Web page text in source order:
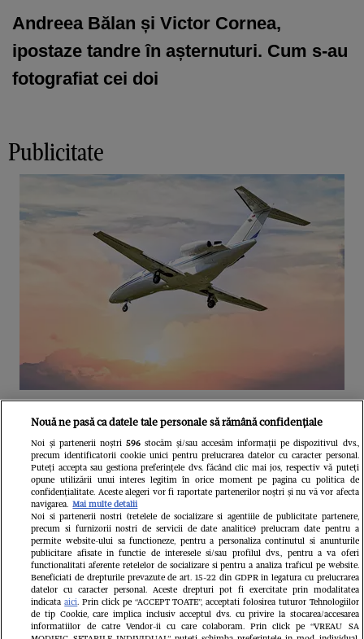
Andreea Bălan și Victor Cornea,
ipostaze tandre în așternuturi. Cum s-au
fotografiat cei doi
Publicitate
Unul dintre cele mai folosite
aeroporturi din Europa își închide
complet porțile timp de trei luni.
Milioane de pasageri, afectați
Nouă ne pasă ca datele tale personale să rămână confidențiale
Noi și partenerii noștri 596stocăm și/sau accesăm informații pe dispozitivul dvs.,
precum identificatorii cookie unici pentru prelucrarea datelor cu caracter personal.
Puteți accepta sau gestiona preferințele dvs. făcând clic mai jos, respectiv vă puteți
opune utilizării unui interes legitim în orice moment pe pagina cu politica de
confidențialitate. Aceste alegeri vor fi raportate partenerilor noștri și nu vă vor afecta
navigarea. Mai multe detalii
Noi si partenerii nostri (retelele de socializare si agentiile de publicitate partenere,
precum si furnizorii nostri de servicii de date analitice) prelucram date pentru a
permite website-ului sa functioneze, pentru a personaliza continutul si anunturile
publicitare afisate in functie de interesele si/sau profilul dvs., pentru a va oferi
functionalitati aferente retelelor de socializare si pentru a analiza traficul pe website.
Beneficiati de drepturile prevazute de art. 15-22 din GDPR in legatura cu prelucrarea
datelor cu caracter personal. Aceste drepturi pot fi exercitate prin modalitatea
indicataaici. Prin click pe “ACCEPT TOATE”, acceptati folosirea tuturor Tehnologiilor
de tip Cookie, care implica inclusiv acceptul dvs. cu privire la stocarea/accesarea
informatiilor de catre Vendor-ii cu care colaboram. Prin click pe “VREAU SA